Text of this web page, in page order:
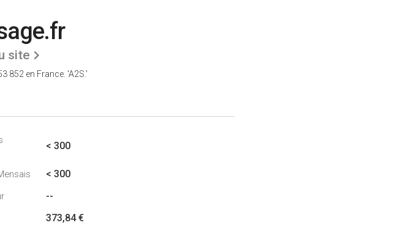
site
852 en France. 'A2S.'
< 300
< 300
--
373,84 €